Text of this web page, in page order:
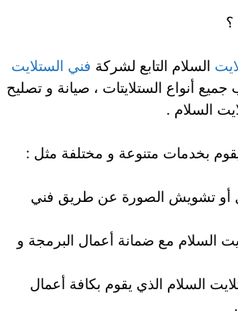
؟
السلام التابع لشركة فني الستلايت
أنواع الستلايتات ، صيانة و تصليح
بخدمات متنوعة و مختلفة مثل :
أو تشويش الصورة عن طريق فني
السلام مع ضمانة أعمال البرمجة و
السلام الذي يقوم بكافة أعمال